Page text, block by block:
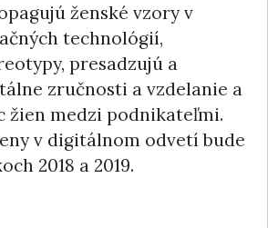
ženské vzory v
technológií,
presadzujú a
zručnosti a vzdelanie a
žien medzi podnikateľmi.
v digitálnom odvetí bude
2018 a 2019.